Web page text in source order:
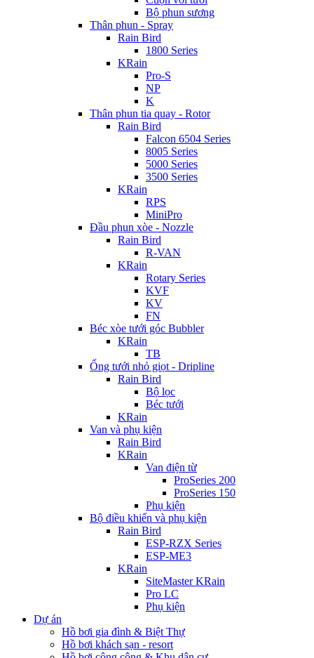
Bộ phun sương
Thân phun - Spray
Rain Bird
1800 Series
KRain
Pro-S
NP
K
Thân phun tia quay - Rotor
Rain Bird
Falcon 6504 Series
8005 Series
5000 Series
3500 Series
KRain
RPS
MiniPro
Đầu phun xòe - Nozzle
Rain Bird
R-VAN
KRain
Rotary Series
KVF
KV
FN
Béc xòe tưới góc Bubbler
KRain
TB
Ống tưới nhỏ giọt - Dripline
Rain Bird
Bộ lọc
Béc tưới
KRain
Van và phụ kiện
Rain Bird
KRain
Van điện từ
ProSeries 200
ProSeries 150
Phụ kiện
Bộ điều khiển và phụ kiện
Rain Bird
ESP-RZX Series
ESP-ME3
KRain
SiteMaster KRain
Pro LC
Phụ kiện
Dự án
Hồ bơi gia đình & Biệt Thự
Hồ bơi khách sạn - resort